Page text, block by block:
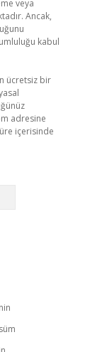
veya
Ancak,
kabul
ücretsiz bir
adresine
içerisinde